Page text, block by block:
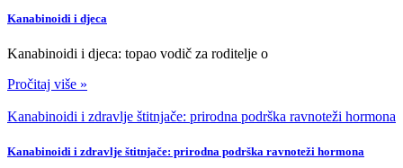
Kanabinoidi i djeca
Kanabinoidi i djeca: topao vodič za roditelje o
Pročitaj više »
Kanabinoidi i zdravlje štitnjače: prirodna podrška ravnoteži hormona
Kanabinoidi i zdravlje štitnjače: prirodna podrška ravnoteži hormona